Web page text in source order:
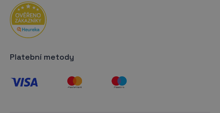
Platební metody